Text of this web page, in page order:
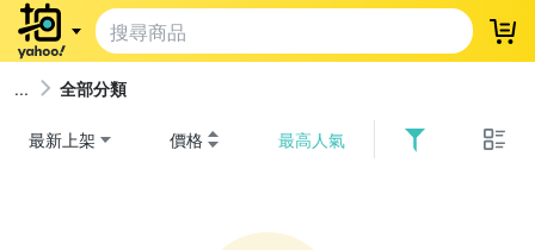
登
全部分類
最新上架 價格 最高人氣